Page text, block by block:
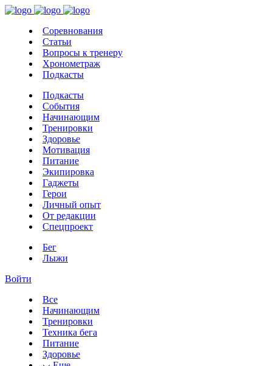
Соревнования
Статьи
Вопросы к тренеру
Хронометраж
Подкасты
Подкасты
События
Начинающим
Тренировки
Здоровье
Мотивация
Питание
Экипировка
Гаджеты
Герои
Личный опыт
От редакции
Спецпроект
Бег
Лыжи
Войти
Все
Начинающим
Тренировки
Техника бега
Питание
Здоровье